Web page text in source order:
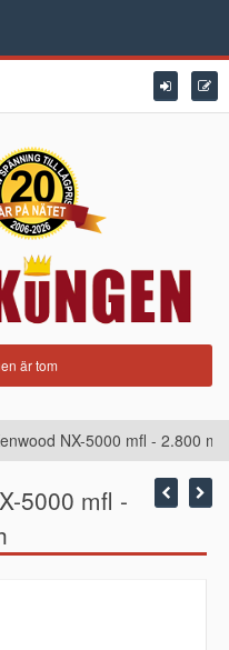
är tom
NX-5000 mfl - 2.800
5000 mfl -